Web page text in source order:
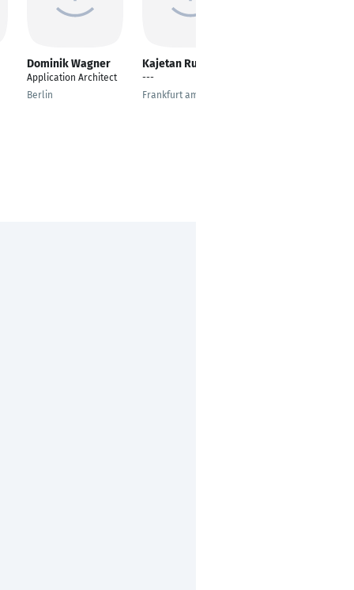
Dominik Wagner
Application Architect
Berlin
Kajetan Rutkowski
---
Frankfurt am Main